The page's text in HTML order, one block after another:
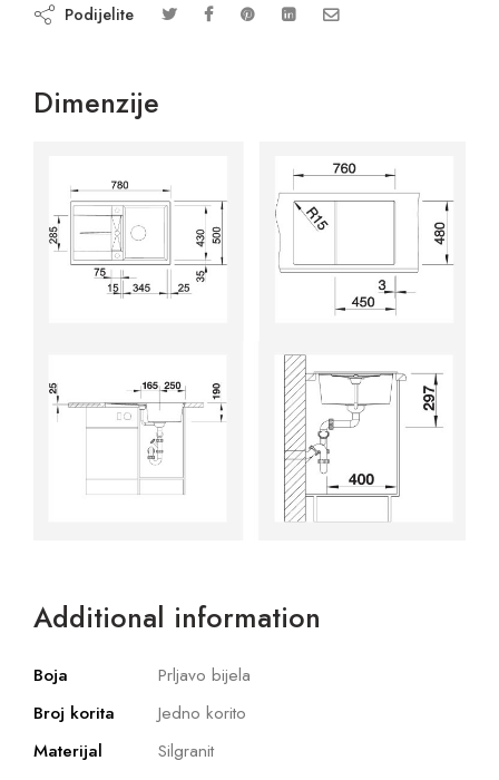
Podijelite
Dimenzije
Additional information
Boja
Prljavo bijela
Broj korita
Jedno korito
Materijal
Silgranit